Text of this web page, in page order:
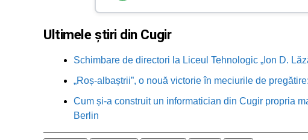
Ultimele știri din Cugir
Schimbare de directori la Liceul Tehnologic „Ion D.
„Roș-albaștrii”, o nouă victorie în meciurile de
Cum și-a construit un informatician din Cugir propria
Berlin